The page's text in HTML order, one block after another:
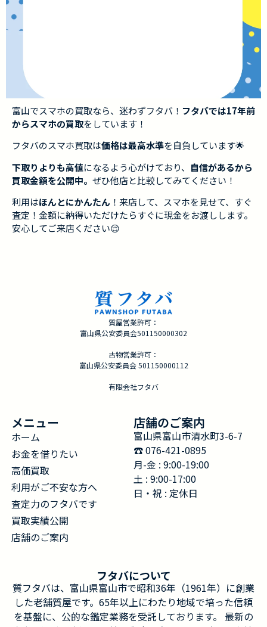
富山でスマホの買取なら、迷わずフタバ！ フタバでは17年前
からスマホの買取をしています！
フタバのスマホ買取は価格は最高水準を自負しています🌟
下取りよりも高値になるよう心がけており、 自信があるから
買取金額を公開中。 ぜひ他店と比較してみてください！
利用はほんとにかんたん ！来店して、スマホを見せて、すぐ
査定！金額に納得いただけたらすぐに現金をお渡しします。
安心してご来店ください😌
質屋営業許可：
富山県公安委員会501150000302
古物営業許可：
富山県公安委員会 501150000112
有限会社フタバ
メニュー
ホーム
お金を借りたい
高価買取
利用がご不安な方へ
査定力のフタバです
買取実績公開
店舗のご案内
店舗のご案内
富山県富山市清水町3-6-7
☎︎ 076-421-0895
月-金 : 9:00-19:00
土 : 9:00-17:00
日・祝 : 定休日
フタバについて
質フタバは、富山県富山市で昭和36年（1961年）に創業
した老舗質屋です。65年以上にわたり地域で培った信頼
を基盤に、公的な鑑定業務を受託しております。 最新の